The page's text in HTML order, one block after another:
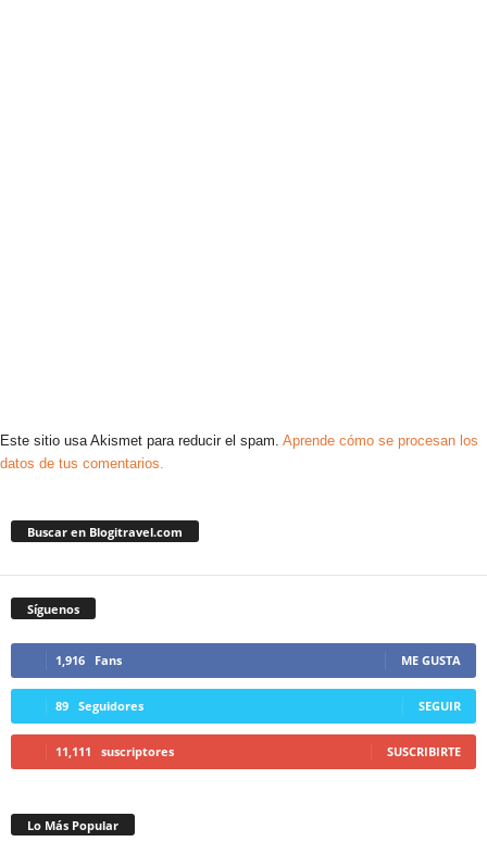
Este sitio usa Akismet para reducir el spam. Aprende cómo se procesan los
datos de tus comentarios.
Buscar en Blogitravel.com
Síguenos
1,916 Fans ME GUSTA
89 Seguidores SEGUIR
11,111 suscriptores SUSCRIBIRTE
Lo Más Popular